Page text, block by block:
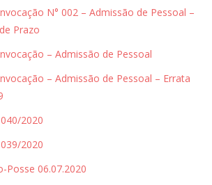
N° 002 – Admissão de Pessoal –
Prazo
– Admissão de Pessoal
– Admissão de Pessoal – Errata
2020
2020
Posse 06.07.2020